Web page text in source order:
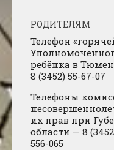
РОДИТЕЛЯМ
Телефон
ребёнка в
8 (3452) 55-67-07
Телефоны
их прав при
области — 8
556-065